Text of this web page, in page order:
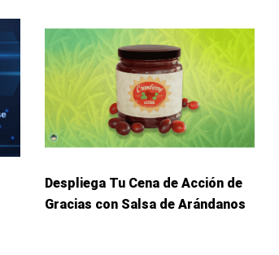
Despliega Tu Cena de Acción de
Gracias con Salsa de Arándanos